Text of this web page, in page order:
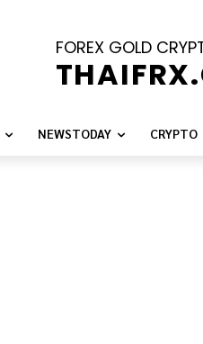
FOREX GOLD
NEWSTODAY CRYPTO